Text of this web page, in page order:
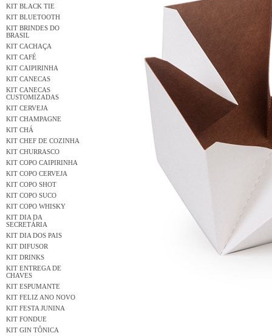
KIT BLACK TIE
KIT BLUETOOTH
KIT BRINDES DO
BRASIL
KIT CACHAÇA
KIT CAFÉ
KIT CAIPIRINHA
KIT CANECAS
KIT CANECAS
CUSTOMIZADAS
KIT CERVEJA
KIT CHAMPAGNE
KIT CHÁ
KIT CHEF DE COZINHA
KIT CHURRASCO
KIT COPO CAIPIRINHA
KIT COPO CERVEJA
KIT COPO SHOT
KIT COPO SUCO
KIT COPO WHISKY
KIT DIA DA
SECRETÁRIA
KIT DIA DOS PAIS
KIT DIFUSOR
KIT DRINKS
KIT ENTREGA DE
CHAVES
KIT ESPUMANTE
KIT FELIZ ANO NOVO
KIT FESTA JUNINA
KIT FONDUE
KIT GIN TÔNICA